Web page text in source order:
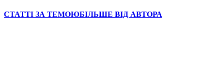
СТАТТІ ЗА ТЕМОЮБІЛЬШЕ ВІД АВТОРА